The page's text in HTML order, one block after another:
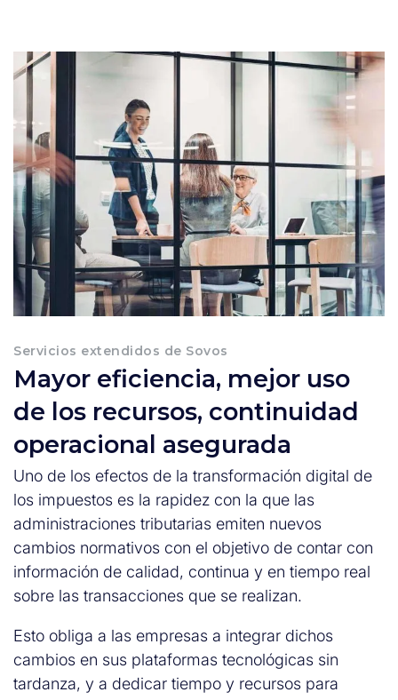
Servicios extendidos de Sovos
Mayor eficiencia, mejor uso
de los recursos, continuidad
operacional asegurada
Uno de los efectos de la transformación digital de
los impuestos es la rapidez con la que las
administraciones tributarias emiten nuevos
cambios normativos con el objetivo de contar con
información de calidad, continua y en tiempo real
sobre las transacciones que se realizan.
Esto obliga a las empresas a integrar dichos
cambios en sus plataformas tecnológicas sin
tardanza, y a dedicar tiempo y recursos para